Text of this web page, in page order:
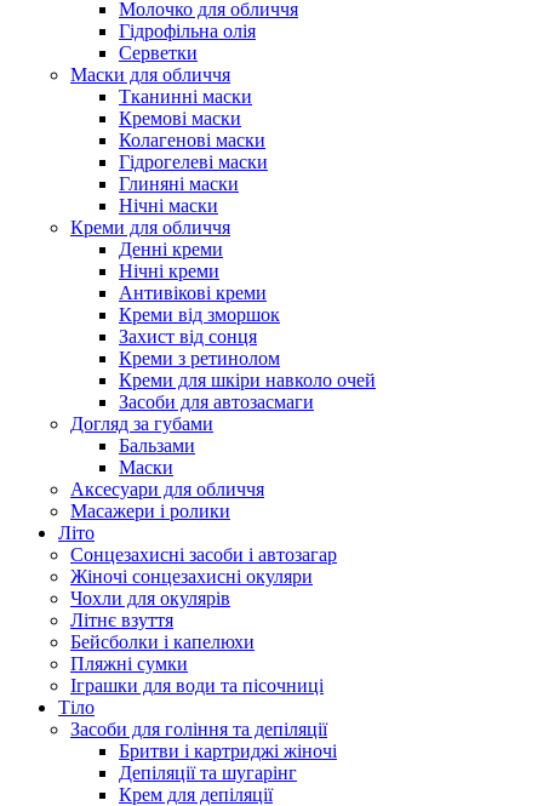
Молочко для обличчя
Гідрофільна олія
Серветки
Маски для обличчя
Тканинні маски
Кремові маски
Колагенові маски
Гідрогелеві маски
Глиняні маски
Нічні маски
Креми для обличчя
Денні креми
Нічні креми
Антивікові креми
Креми від зморшок
Захист від сонця
Креми з ретинолом
Креми для шкіри навколо очей
Засоби для автозасмаги
Догляд за губами
Бальзами
Маски
Аксесуари для обличчя
Масажери і ролики
Літо
Сонцезахисні засоби і автозагар
Жіночі сонцезахисні окуляри
Чохли для окулярів
Літнє взуття
Бейсболки і капелюхи
Пляжні сумки
Іграшки для води та пісочниці
Тіло
Засоби для гоління та депіляції
Бритви і картриджі жіночі
Депіляції та шугарінг
Крем для депіляції